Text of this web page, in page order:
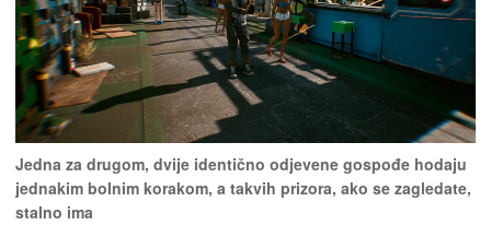
Jedna za drugom, dvije identično odjevene gospođe hodaju
jednakim bolnim korakom, a takvih prizora, ako se zagledate,
stalno ima